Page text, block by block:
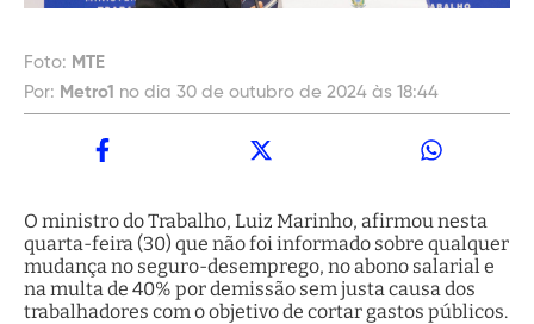
Foto: MTE
Por: Metro1 no dia 30 de outubro de 2024 às 18:44
O ministro do Trabalho, Luiz Marinho, afirmou nesta
quarta-feira (30) que não foi informado sobre qualquer
mudança no seguro-desemprego, no abono salarial e
na multa de 40% por demissão sem justa causa dos
trabalhadores com o objetivo de cortar gastos públicos.